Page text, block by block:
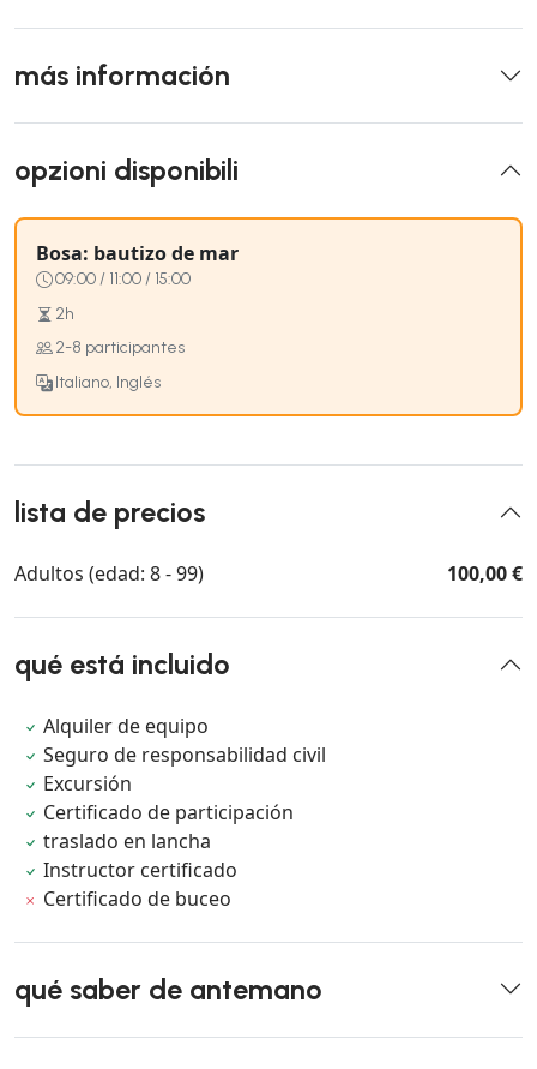
más información
opzioni disponibili
Bosa: bautizo de mar
09:00 / 11:00 / 15:00
2h
2-8 participantes
Italiano, Inglés
lista de precios
Adultos (edad: 8 - 99) 100,00 €
qué está incluido
Alquiler de equipo
Seguro de responsabilidad civil
Excursión
Certificado de participación
traslado en lancha
Instructor certificado
Certificado de buceo
qué saber de antemano